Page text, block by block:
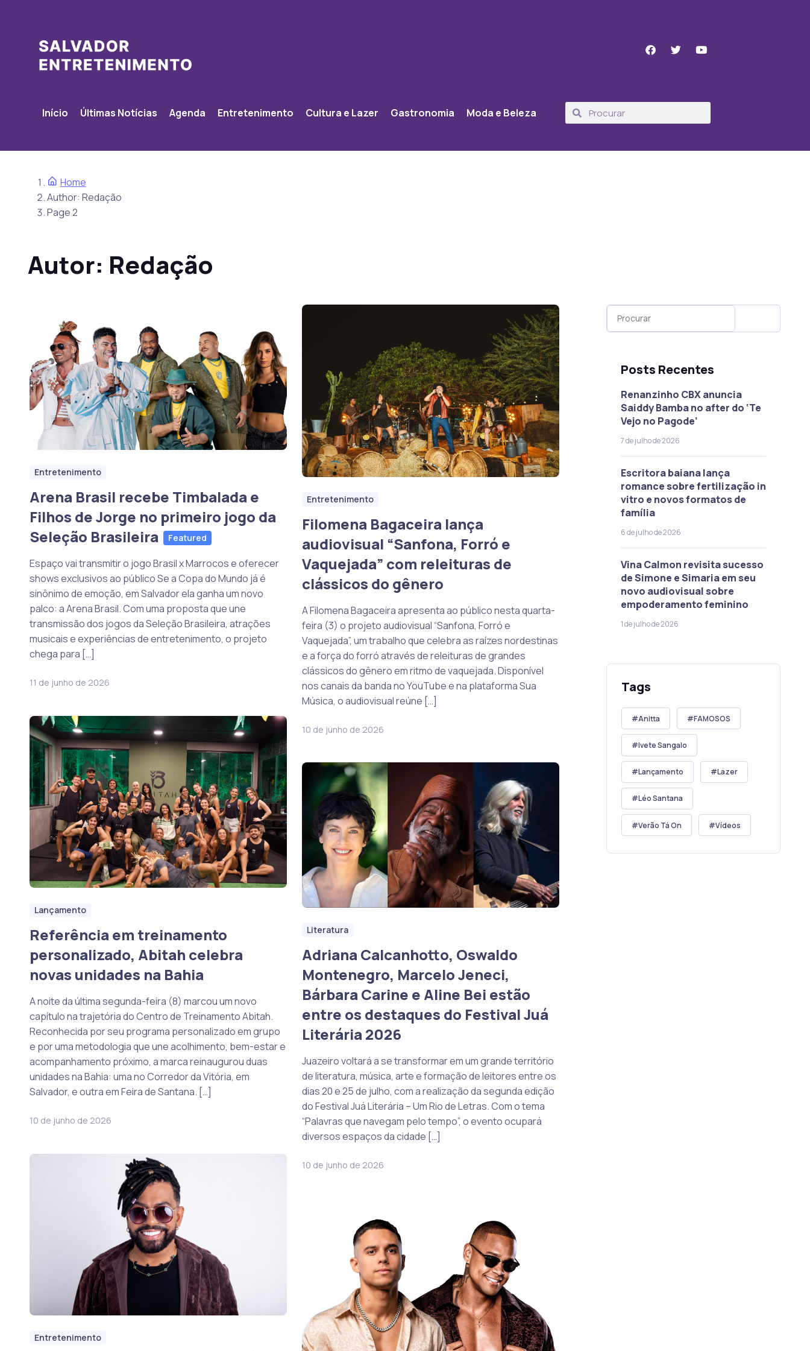
Início Últimas Notícias Agenda Entretenimento Cultura e Lazer Gastronomia Moda e Beleza
Home
Author: Redação
Page 2
Autor: Redação
Entretenimento
Arena Brasil recebe Timbalada e
Filhos de Jorge no primeiro jogo da
Seleção Brasileira
Featured
Espaço vai transmitir o jogo Brasil x Marrocos e oferecer
shows exclusivos ao público Se a Copa do Mundo já é
sinônimo de emoção, em Salvador ela ganha um novo
palco: a Arena Brasil. Com uma proposta que une
transmissão dos jogos da Seleção Brasileira, atrações
musicais e experiências de entretenimento, o projeto
chega para […]
11 de junho de 2026
Entretenimento
Filomena Bagaceira lança
audiovisual “Sanfona, Forró e
Vaquejada” com releituras de
clássicos do gênero
A Filomena Bagaceira apresenta ao público nesta quarta-
feira (3) o projeto audiovisual “Sanfona, Forró e
Vaquejada”, um trabalho que celebra as raízes nordestinas
e a força do forró através de releituras de grandes
clássicos do gênero em ritmo de vaquejada. Disponível
nos canais da banda no YouTube e na plataforma Sua
Música, o audiovisual reúne […]
10 de junho de 2026
Lançamento
Referência em treinamento
personalizado, Abitah celebra
novas unidades na Bahia
A noite da última segunda-feira (8) marcou um novo
capítulo na trajetória do Centro de Treinamento Abitah.
Reconhecida por seu programa personalizado em grupo
e por uma metodologia que une acolhimento, bem-estar e
acompanhamento próximo, a marca reinaugurou duas
unidades na Bahia: uma no Corredor da Vitória, em
Salvador, e outra em Feira de Santana. […]
10 de junho de 2026
Literatura
Adriana Calcanhotto, Oswaldo
Montenegro, Marcelo Jeneci,
Bárbara Carine e Aline Bei estão
entre os destaques do Festival Juá
Literária 2026
Juazeiro voltará a se transformar em um grande território
de literatura, música, arte e formação de leitores entre os
dias 20 e 25 de julho, com a realização da segunda edição
do Festival Juá Literária – Um Rio de Letras. Com o tema
“Palavras que navegam pelo tempo”, o evento ocupará
diversos espaços da cidade […]
10 de junho de 2026
Entretenimento
Posts Recentes
Renanzinho CBX anuncia
Saiddy Bamba no after do ‘Te
Vejo no Pagode’
7 de julho de 2026
Escritora baiana lança
romance sobre fertilização in
vitro e novos formatos de
família
6 de julho de 2026
Vina Calmon revisita sucesso
de Simone e Simaria em seu
novo audiovisual sobre
empoderamento feminino
1 de julho de 2026
Tags
Anitta FAMOSOS
Ivete Sangalo
Lançamento Lazer
Léo Santana
Verão Tá On Vídeos